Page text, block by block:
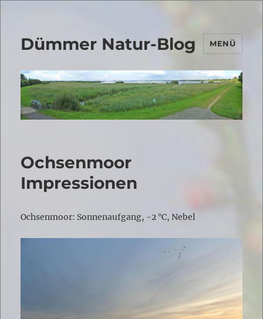
Dümmer Natur-Blog MENÜ
Ochsenmoor
Impressionen
Ochsenmoor: Sonnenaufgang, -2 °C, Nebel